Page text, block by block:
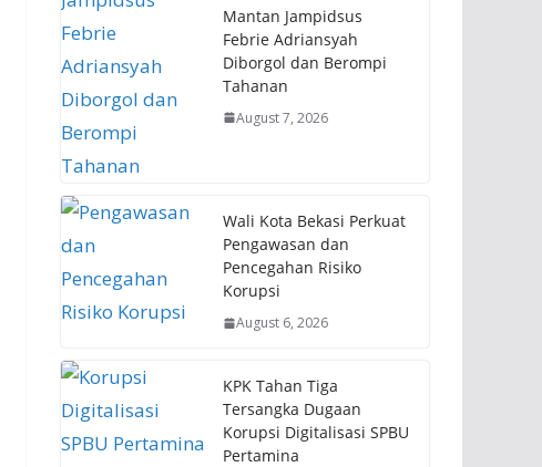
Mantan Jampidsus
Febrie Adriansyah
Diborgol dan Berompi
Tahanan
August 7, 2026
Wali Kota Bekasi Perkuat
Pengawasan dan
Pencegahan Risiko
Korupsi
August 6, 2026
KPK Tahan Tiga
Tersangka Dugaan
Korupsi Digitalisasi SPBU
Pertamina